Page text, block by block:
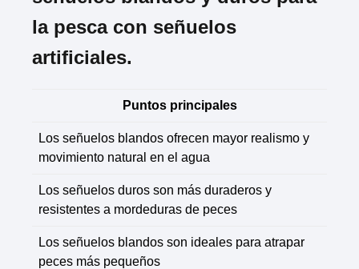
la pesca con señuelos
artificiales.
Puntos principales
Los señuelos blandos ofrecen mayor realismo y
movimiento natural en el agua
Los señuelos duros son más duraderos y
resistentes a mordeduras de peces
Los señuelos blandos son ideales para atrapar
peces más pequeños